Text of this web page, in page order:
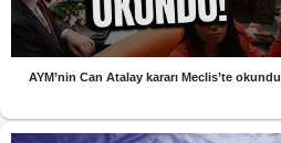
AYM’nin Can Atalay kararı Meclis’te okundu